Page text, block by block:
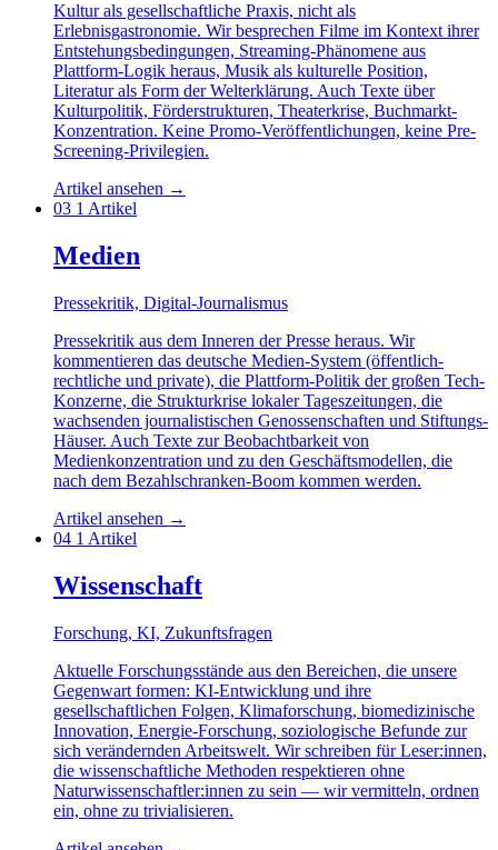
Kultur als gesellschaftliche Praxis, nicht als
Erlebnisgastronomie. Wir besprechen Filme im Kontext ihrer
Entstehungsbedingungen, Streaming-Phänomene aus
Plattform-Logik heraus, Musik als kulturelle Position,
Literatur als Form der Welterklärung. Auch Texte über
Kulturpolitik, Förderstrukturen, Theaterkrise, Buchmarkt-
Konzentration. Keine Promo-Veröffentlichungen, keine Pre-
Screening-Privilegien.
Artikel ansehen →
03 1 Artikel
Medien
Pressekritik, Digital-Journalismus
Pressekritik aus dem Inneren der Presse heraus. Wir
kommentieren das deutsche Medien-System (öffentlich-
rechtliche und private), die Plattform-Politik der großen Tech-
Konzerne, die Strukturkrise lokaler Tageszeitungen, die
wachsenden journalistischen Genossenschaften und Stiftungs-
Häuser. Auch Texte zur Beobachtbarkeit von
Medienkonzentration und zu den Geschäftsmodellen, die
nach dem Bezahlschranken-Boom kommen werden.
Artikel ansehen →
04 1 Artikel
Wissenschaft
Forschung, KI, Zukunftsfragen
Aktuelle Forschungsstände aus den Bereichen, die unsere
Gegenwart formen: KI-Entwicklung und ihre
gesellschaftlichen Folgen, Klimaforschung, biomedizinische
Innovation, Energie-Forschung, soziologische Befunde zur
sich verändernden Arbeitswelt. Wir schreiben für Leser:innen,
die wissenschaftliche Methoden respektieren ohne
Naturwissenschaftler:innen zu sein — wir vermitteln, ordnen
ein, ohne zu trivialisieren.